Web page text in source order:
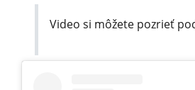
Video si môžete pozrieť